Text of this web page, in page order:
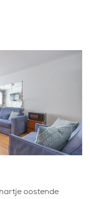
oostende